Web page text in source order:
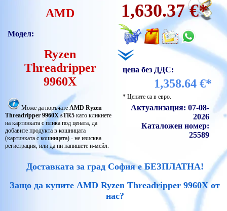
AMD
Модел:
Ryzen
Threadripper
9960X
Може да поръчатеAMD Ryzen
Threadripper 9960X sTR5 като кликнете
на картинката с плика под цената, да
добавите продукта в кошницата
(картинката с кошницата) - не изисква
регистрация, или да ни напишете и-мейл.
1,630.37 €*
цена без ДДС:
1,358.64 €*
* Цените са в евро.
Актуализация: 07-08-
2026
Каталожен номер:
25589
Доставката за град София е БЕЗПЛАТНА!
Защо да купите AMD Ryzen Threadripper 9960X от
нас?